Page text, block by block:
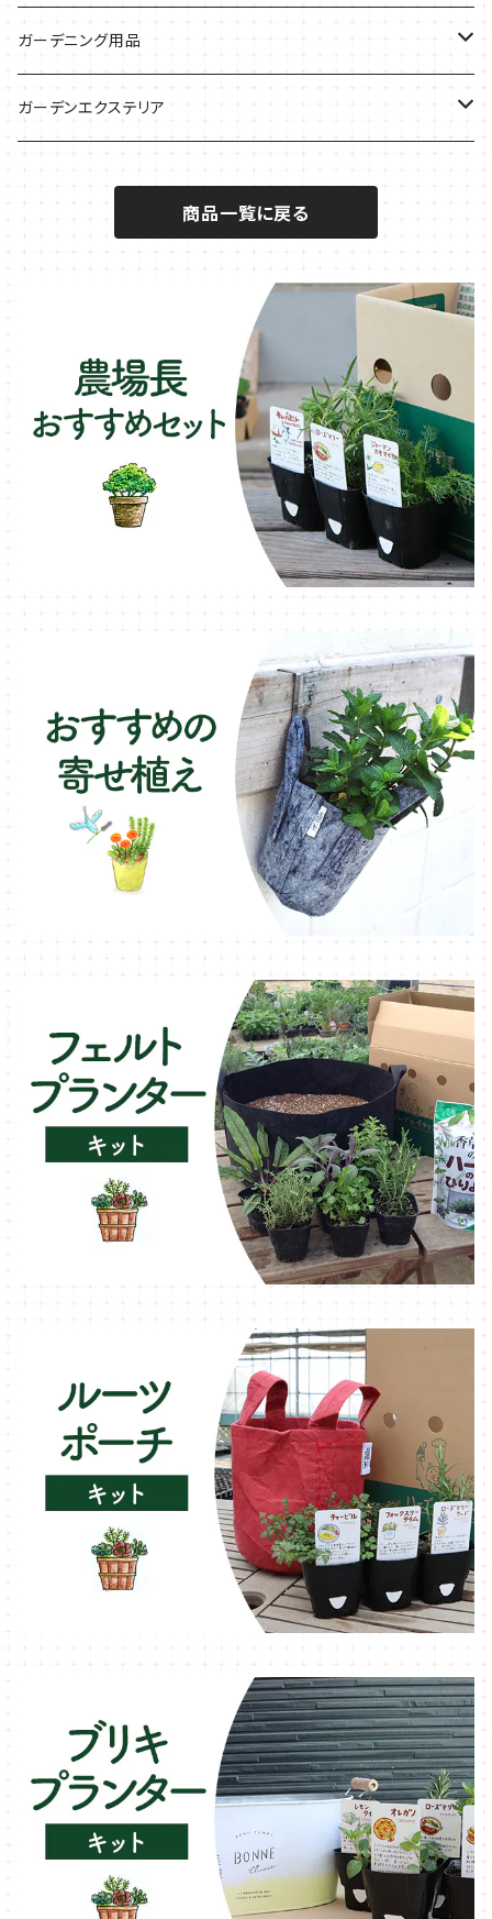
サラダに使いたい
秋植えで料理に
夏のハーブガーデンに
虫よけに使いたい
ハーブバスに
ジャガイモのコンパニオン
葉物野菜のコンパニオン
キュウリのコンパニオン
イチゴをおいしく育てたい
ミント・ハーブ苗
バジル・ハーブ苗
タイム・ハーブ苗
マロウ・ハーブ苗
ヒソップ・ハーブ苗
オレガノ・ハーブ苗
ラベンダー・ハーブ苗
ローズマリー・ハーブ苗
ガーデンベジタ・イタリア野菜
ガーデニング用品
その他
樹脂製 / プラ製プランター
ファイバー製プランター
ブリキ製プランター
ガーデンエクステリア
オーニング
シェード
テーブル・チェア・ベンチ
商品一覧に戻る